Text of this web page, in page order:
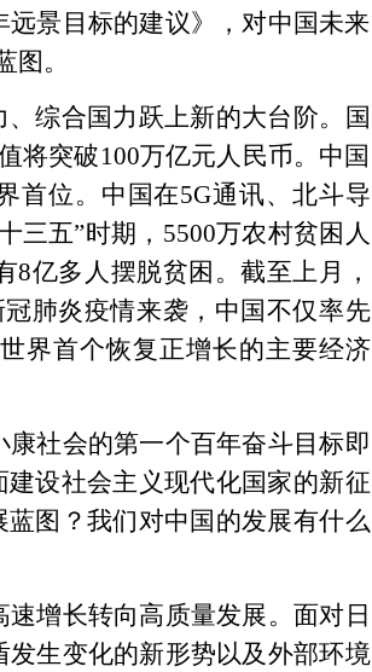
景目标的建议》，对中国未来
。
综合国力跃上新的大台阶。国
将突破100万亿元人民币。中国
首位。中国在5G通讯、北斗导
三五”时期，5500万农村贫困人
8亿多人摆脱贫困。截至上月，
肺炎疫情来袭，中国不仅率先
界首个恢复正增长的主要经济
社会的第一个百年奋斗目标即
设社会主义现代化国家的新征
图？我们对中国的发展有什么
增长转向高质量发展。面对日
发生变化的新形势以及外部环境